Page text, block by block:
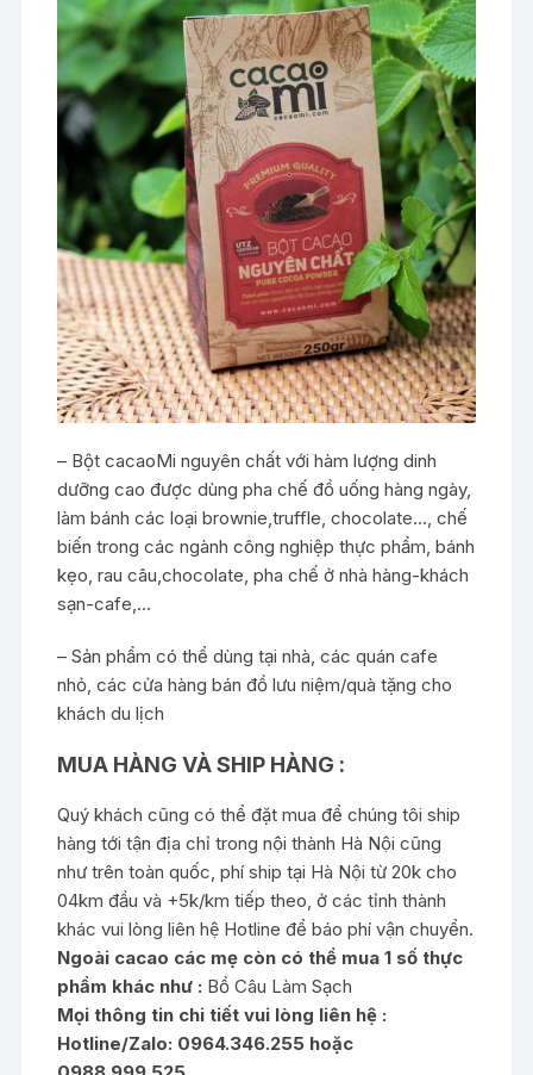
– Bột cacaoMi nguyên chất với hàm lượng dinh
dưỡng cao được dùng pha chế đồ uống hàng ngày,
làm bánh các loại brownie,truffle, chocolate…, chế
biến trong các ngành công nghiệp thực phẩm, bánh
kẹo, rau câu,chocolate, pha chế ở nhà hàng-khách
sạn-cafe,…
– Sản phẩm có thể dùng tại nhà, các quán cafe
nhỏ, các cửa hàng bán đồ lưu niệm/quà tặng cho
khách du lịch
MUA HÀNG VÀ SHIP HÀNG :
Quý khách cũng có thể đặt mua để chúng tôi ship
hàng tới tận địa chỉ trong nội thành Hà Nội cũng
như trên toàn quốc, phí ship tại Hà Nội từ 20k cho
04km đầu và +5k/km tiếp theo, ở các tỉnh thành
khác vui lòng liên hệ Hotline để báo phí vận chuyển.
Ngoài cacao các mẹ còn có thể mua 1 số thực
phẩm khác như : Bồ Câu Làm Sạch
Mọi thông tin chi tiết vui lòng liên hệ :
Hotline/Zalo: 0964.346.255 hoặc